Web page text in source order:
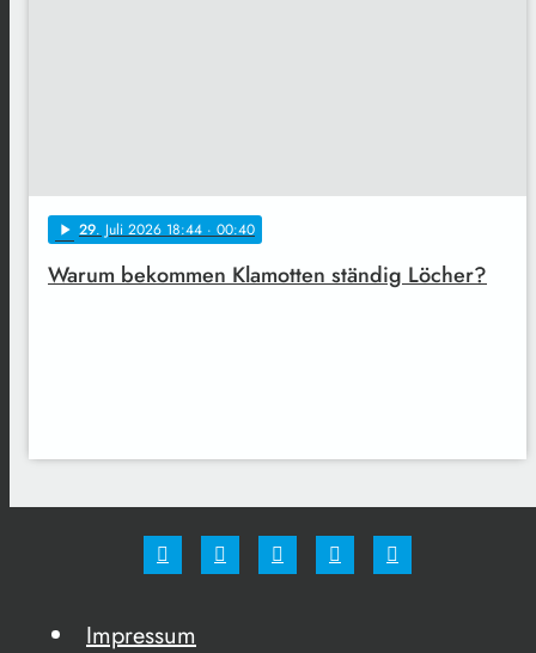
play_arrow 29. Juli 2026 18:44 · 00:40
Warum bekommen Klamotten ständig Löcher?
Impressum